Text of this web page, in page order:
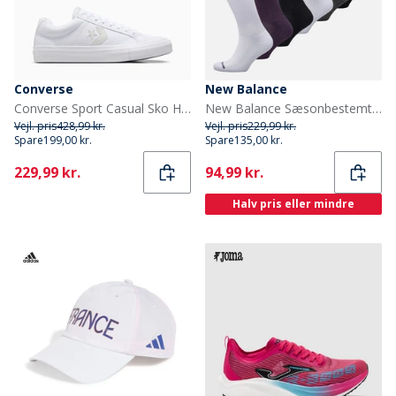
Converse
Converse Sport Casual Sko Hvid/Hvid/Barely Grey
Vejl. pris428,99 kr.
Spare199,00 kr.
Current
229,99 kr.
New Balance
New Balance Sæsonbestemt seks pak crew sokker Multi
Vejl. pris229,99 kr.
Spare135,00 kr.
Current
94,99 kr.
Halv pris eller mindre